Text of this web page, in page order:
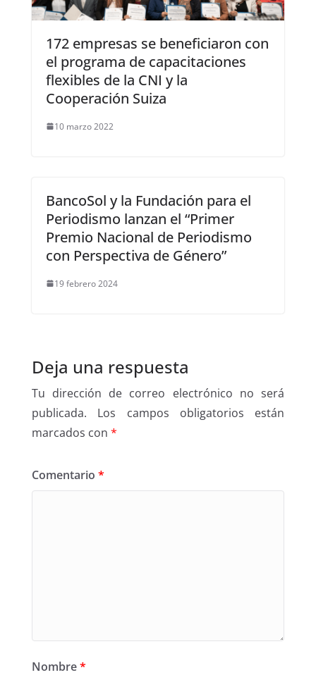
172 empresas se beneficiaron con
el programa de capacitaciones
flexibles de la CNI y la
Cooperación Suiza
10 marzo 2022
BancoSol y la Fundación para el
Periodismo lanzan el “Primer
Premio Nacional de Periodismo
con Perspectiva de Género”
19 febrero 2024
Deja una respuesta
Tu dirección de correo electrónico no será
publicada.
Los campos obligatorios están
marcados con *
Comentario *
Nombre*